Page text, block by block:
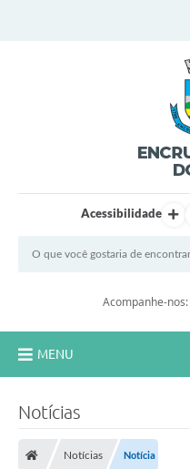
Acessibilidade
Acompanhe-nos:
MENU
Notícias
Notícias Notícia